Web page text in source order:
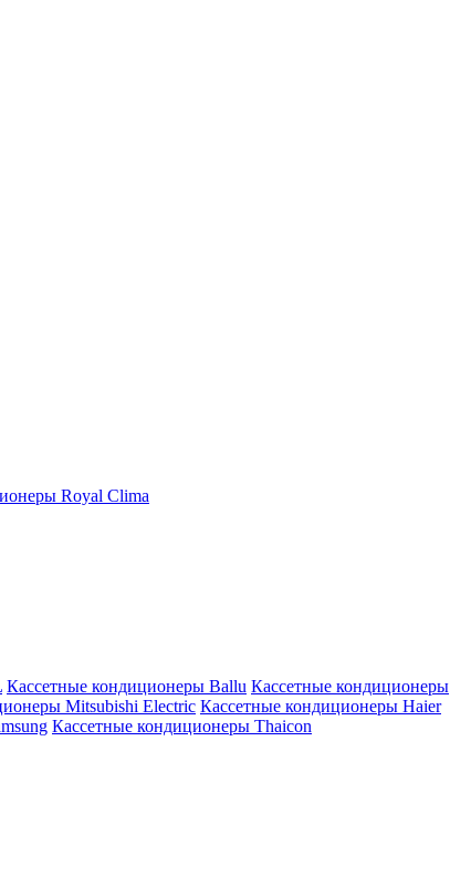
Royal Clima
Кассетные кондиционеры Ballu Кассетные кондиционеры
Mitsubishi Electric Кассетные кондиционеры Haier
Кассетные кондиционеры Thaicon